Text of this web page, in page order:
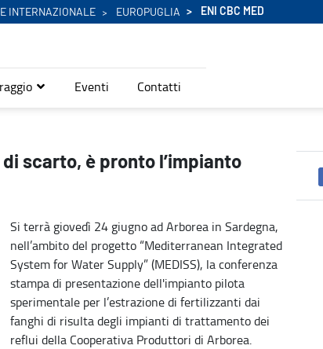
INTERNAZIONALE EUROPUGLIA ENI CBC MED
Eventi Contatti
- Eni Cbc Med
scarto, è pronto l’impianto
Si terrà giovedì 24 giugno ad Arborea in Sardegna,
nell’ambito del progetto “Mediterranean Integrated
System for Water Supply” (MEDISS), la conferenza
stampa di presentazione dell'impianto pilota
sperimentale per l’estrazione di fertilizzanti dai
fanghi di risulta degli impianti di trattamento dei
reflui della Cooperativa Produttori di Arborea.